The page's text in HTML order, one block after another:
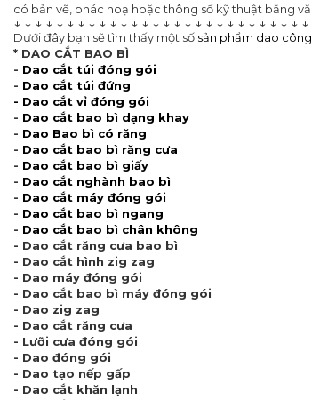
có bản vẽ, phác hoạ hoặc thông số kỹ thuật bằng
↓ ↓ ↓ ↓ ↓ ↓ ↓ ↓ ↓ ↓ ↓ ↓ ↓ ↓ ↓ ↓ ↓ ↓ ↓ ↓ ↓ ↓ ↓ ↓ ↓ ↓ ↓ ↓
Dưới đây bạn sẽ tìm thấy một số sản phẩm dao
* DAO CẮT BAO BÌ
- Dao cắt túi đóng gói
- Dao cắt túi đứng
- Dao cắt vỉ đóng gói
- Dao cắt bao bì dạng khay
- Dao Bao bì có răng
- Dao cắt bao bì răng cưa
- Dao cắt bao bì giấy
- Dao cắt nghành bao bì
- Dao cắt máy đóng gói
- Dao cắt bao bì ngang
- Dao cắt bao bì chân không
- Dao cắt răng cưa bao bì
- Dao cắt hình zig zag
- Dao máy đóng gói
- Dao cắt bao bì máy đóng gói
- Dao zig zag
- Dao cắt răng cưa
- Lưỡi cưa đóng gói
- Dao đóng gói
- Dao tạo nếp gấp
- Dao cắt khăn lạnh